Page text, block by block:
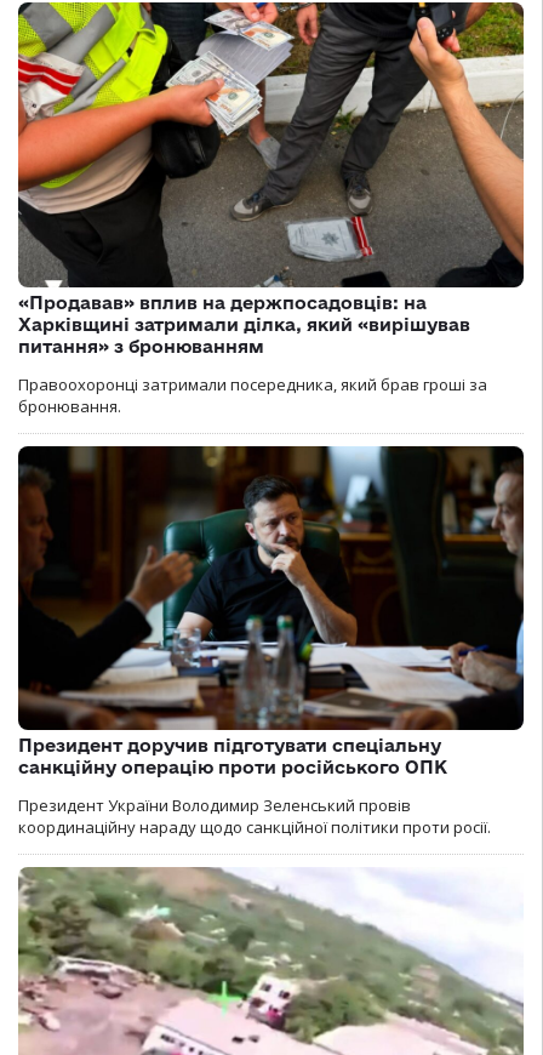
«Продавав» вплив на держпосадовців: на
Харківщині затримали ділка, який «вирішував
питання» з бронюванням
Правоохоронці затримали посередника, який брав гроші за
бронювання.
Президент доручив підготувати спеціальну
санкційну операцію проти російського ОПК
Президент України Володимир Зеленський провів
координаційну нараду щодо санкційної політики проти росії.